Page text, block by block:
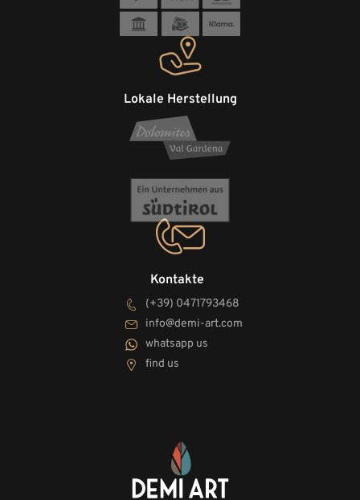
Kontakte
(+39) 0471793468
info@demi-art.com
whatsapp us
find us
Lokale Herstellung